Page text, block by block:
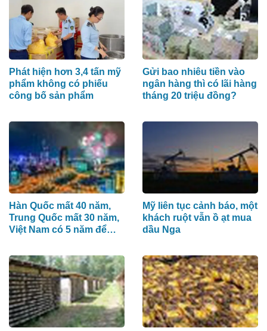
Phát hiện hơn 3,4 tấn mỹ
phẩm không có phiếu
công bố sản phẩm
Gửi bao nhiêu tiền vào
ngân hàng thì có lãi hàng
tháng 20 triệu đồng?
Hàn Quốc mất 40 năm,
Trung Quốc mất 30 năm,
Việt Nam có 5 năm để
Mỹ liên tục cảnh báo, một
khách ruột vẫn ồ ạt mua
dầu Nga